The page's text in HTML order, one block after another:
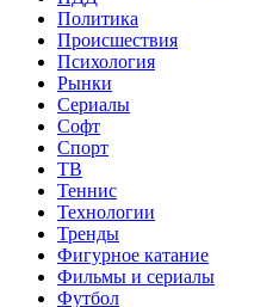
Политика
Происшествия
Психология
Рынки
Сериалы
Софт
Спорт
ТВ
Теннис
Технологии
Тренды
Фигурное катание
Фильмы и сериалы
Футбол